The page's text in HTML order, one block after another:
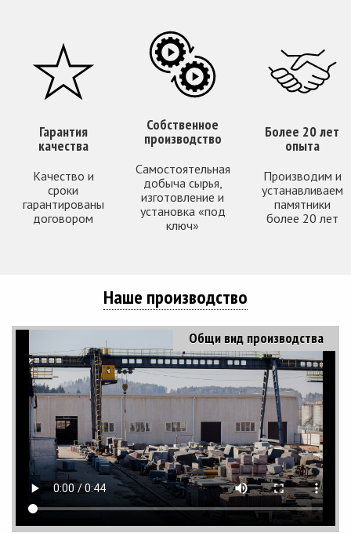
Гарантия
качества
Качество и
сроки
гарантированы
договором
Собственное
производство
Самостоятельная
добыча сырья,
изготовление и
установка «под
ключ»
Более 20 лет
опыта
Производим и
устанавливаем
памятники
более 20 лет
Наше производство
Общи вид производства